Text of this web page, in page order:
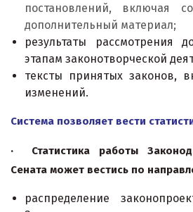
постановлений, включая
дополнительный материал;
результаты рассмотрения
этапам законотворческой
тексты принятых законов,
изменений.
Система позволяет вести
· Статистика работы
Сената может вестись по
распределение